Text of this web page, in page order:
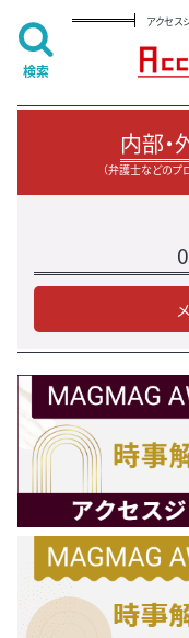
アクセス
内部・
（弁護士などのプ
検索